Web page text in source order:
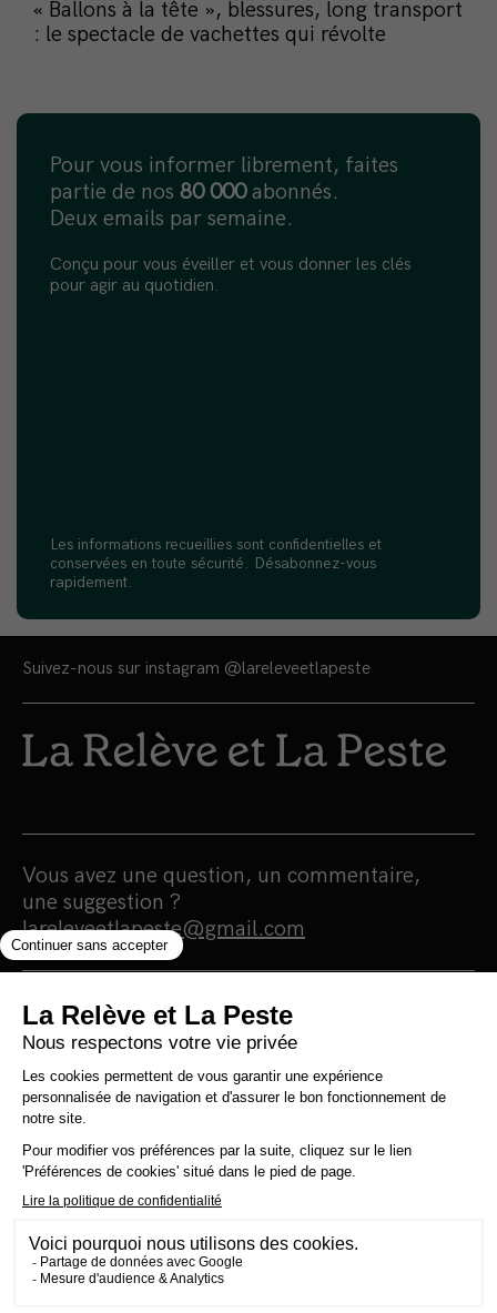
« Ballons à la tête », blessures, long transport
: le spectacle de vachettes qui révolte
Pour vous informer librement, faites
partie de nos 80 000abonnés.
Deux emails par semaine.
Conçu pour vous éveiller et vous donner les clés
pour agir au quotidien.
Les informations recueillies sont confidentielles et
conservées en toute sécurité. Désabonnez-vous
rapidement.
Suivez-nous sur instagram @lareleveetlapeste
Vous avez une question, un commentaire,
une suggestion ?
lareleveetlapeste@gmail.com
Nous sommes une maison d'édition et un
média 100% indépendants qui
s'autofinancent en totale autonomie.
Notre portée est humaniste, écologiste et
surtout antiraciste. Nous nous finançons
grâce à la vente de nos livres. Notre
politique est simple : 0 pub, 0 investisseur et
0 prêt bancaire pour une information 100%